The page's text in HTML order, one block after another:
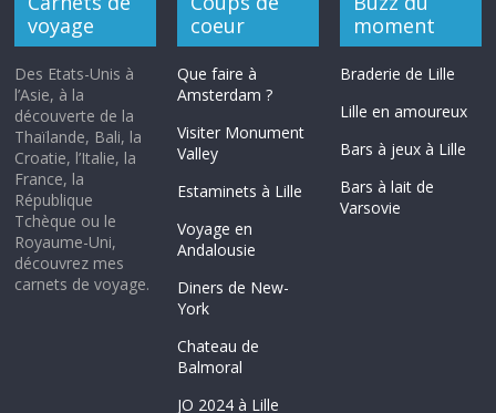
voyage
Des Etats-Unis à
l’Asie, à la
découverte de la
Thaïlande, Bali, la
Croatie, l’Italie, la
France, la
République
Tchèque ou le
Royaume-Uni,
découvrez mes
carnets de voyage.
coeur
Que faire à
Amsterdam ?
Visiter Monument
Valley
Estaminets à Lille
Voyage en
Andalousie
Diners de New-
York
Chateau de
Balmoral
JO 2024 à Lille
moment
Braderie de Lille
Lille en amoureux
Bars à jeux à Lille
Bars à lait de
Varsovie